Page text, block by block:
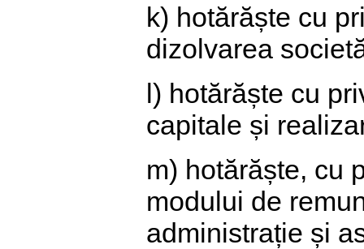
k) hotărăște cu
dizolvarea
l) hotărăște cu
capitale și
m) hotărăște, cu
modului de
administrație și